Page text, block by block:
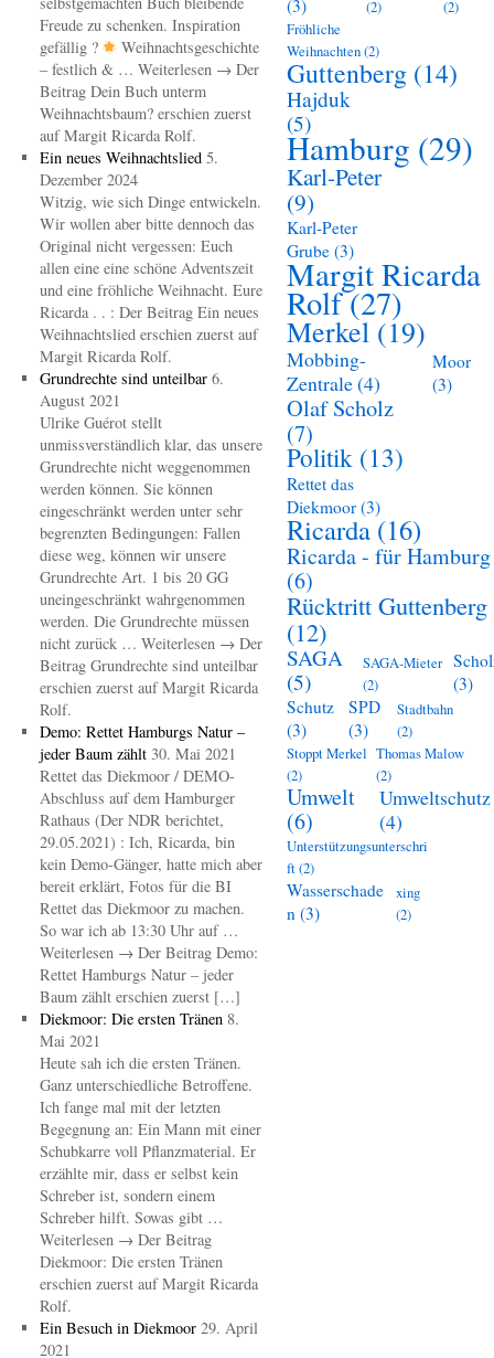
Freude zu schenken. Inspiration
gefällig ?
Weihnachtsgeschichte
– festlich & … Weiterlesen → Der
Beitrag Dein Buch unterm
Weihnachtsbaum? erschien zuerst
auf Margit Ricarda Rolf.
Ein neues Weihnachtslied 5.
Dezember 2024
Witzig, wie sich Dinge entwickeln.
Wir wollen aber bitte dennoch das
Original nicht vergessen: Euch
allen eine eine schöne Adventszeit
und eine fröhliche Weihnacht. Eure
Ricarda . . : Der Beitrag Ein neues
Weihnachtslied erschien zuerst auf
Margit Ricarda Rolf.
Grundrechte sind unteilbar 6.
August 2021
Ulrike Guérot stellt
unmissverständlich klar, das unsere
Grundrechte nicht weggenommen
werden können. Sie können
eingeschränkt werden unter sehr
begrenzten Bedingungen: Fallen
diese weg, können wir unsere
Grundrechte Art. 1 bis 20 GG
uneingeschränkt wahrgenommen
werden. Die Grundrechte müssen
nicht zurück … Weiterlesen → Der
Beitrag Grundrechte sind unteilbar
erschien zuerst auf Margit Ricarda
Rolf.
Demo: Rettet Hamburgs Natur –
jeder Baum zählt 30. Mai 2021
Rettet das Diekmoor / DEMO-
Abschluss auf dem Hamburger
Rathaus (Der NDR berichtet,
29.05.2021) : Ich, Ricarda, bin
kein Demo-Gänger, hatte mich aber
bereit erklärt, Fotos für die BI
Rettet das Diekmoor zu machen.
So war ich ab 13:30 Uhr auf …
Weiterlesen → Der Beitrag Demo:
Rettet Hamburgs Natur – jeder
Baum zählt erschien zuerst […]
Diekmoor: Die ersten Tränen 8.
Mai 2021
Heute sah ich die ersten Tränen.
Ganz unterschiedliche Betroffene.
Ich fange mal mit der letzten
Begegnung an: Ein Mann mit einer
Schubkarre voll Pflanzmaterial. Er
erzählte mir, dass er selbst kein
Schreber ist, sondern einem
Schreber hilft. Sowas gibt …
Weiterlesen → Der Beitrag
Diekmoor: Die ersten Tränen
erschien zuerst auf Margit Ricarda
Rolf.
Ein Besuch in Diekmoor 29. April
2021
(3) (2)
(2)
Fröhliche
Weihnachten(2)
Guttenberg (14)
Hajduk
(5)
Hamburg (29)
Karl-Peter
(9)
Karl-Peter
Grube (3)
Margit Ricarda
Rolf(27)
Merkel (19)
Mobbing-
Zentrale(4)
Moor
(3)
Olaf Scholz
(7)
Politik (13)
Rettet das
Diekmoor (3)
Ricarda (16)
Ricarda - für Hamburg
(6)
Rücktritt Guttenberg
(12)
SAGA
(5)
SAGA-Mieter
(2)
(3)
Schutz
(3)
SPD
(3)
Stadtbahn
(2)
Stoppt Merkel
(2)
Thomas Malow
(2)
Umwelt
(6)
Umweltschutz
(4)
Unterstützungsunterschri
ft(2)
Wasserschade
n (3)
xing
(2)